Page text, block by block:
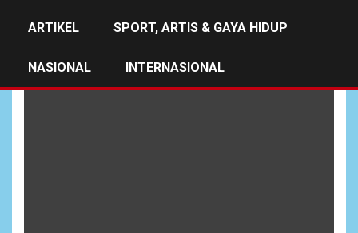
ARTIKEL SPORT, ARTIS & GAYA HIDUP
NASIONAL INTERNASIONAL